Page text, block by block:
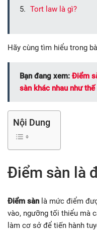
Tort law là gì?
Hãy cùng tìm hiểu trong
Bạn đang xem: Điểm
sàn khác nhau như thế
Nội Dung
Điểm sàn là
Điểm sàn là mức điểm
vào, ngưỡng tối thiểu mà
làm cơ sở để tiến hành